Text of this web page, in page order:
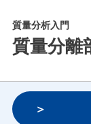
質量分析入門
質量分離